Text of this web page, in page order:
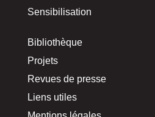
Sensibilisation
Bibliothèque
Projets
Revues de presse
Liens utiles